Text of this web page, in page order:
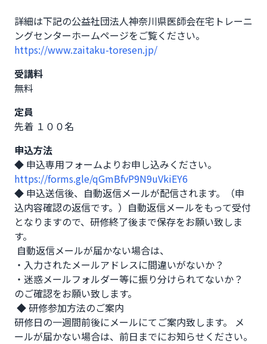
詳細は下記の公益社団法人神奈川県医師会在宅トレーニ
https://www.zaitaku-toresen.jp/
受講料
無料
定員
先着 １００名
申込方法
https://forms.gle/qGmBfvP9N9uVkiEY6
◆ 申込送信後、自動返信メールが配信されます。（申
込内容確認の返信です。）自動返信メールをもって受付
となりますので、研修終了後まで保存をお願い致しま
す。
・入力されたメールアドレスに間違いがないか？
・迷惑メールフォルダー等に振り分けられてないか？
のご確認をお願い致します。
研修日の一週間前後にメールにてご案内致します。 メ
ールが届かない場合は、前日までにお知らせください。